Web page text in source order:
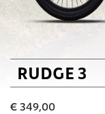
RUDGE 3
€ 349,00